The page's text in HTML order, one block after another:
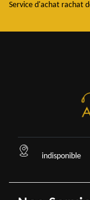
Service d'achat rachat
indisponible